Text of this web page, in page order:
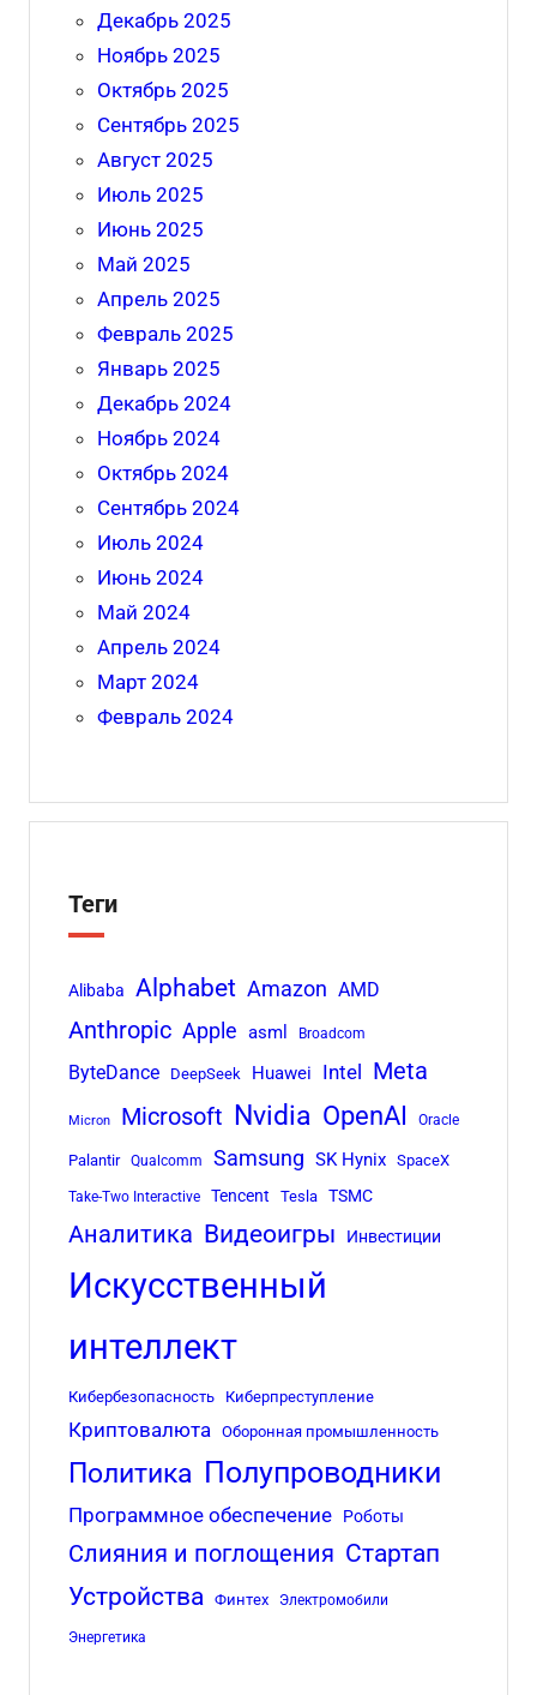
Декабрь 2025
Ноябрь 2025
Октябрь 2025
Сентябрь 2025
Август 2025
Июль 2025
Июнь 2025
Май 2025
Апрель 2025
Февраль 2025
Январь 2025
Декабрь 2024
Ноябрь 2024
Октябрь 2024
Сентябрь 2024
Июль 2024
Июнь 2024
Май 2024
Апрель 2024
Март 2024
Февраль 2024
Теги
Alibaba Alphabet Amazon AMD
Anthropic Apple asml Broadcom
ByteDance DeepSeek Huawei Intel Meta
Micron Microsoft Nvidia OpenAI Oracle
Palantir Qualcomm Samsung SK Hynix SpaceX
Take-Two Interactive Tencent Tesla TSMC
Аналитика Видеоигры Инвестиции
Искусственный
интеллект
Кибербезопасность Киберпреступление
Криптовалюта Оборонная промышленность
Политика Полупроводники
Программное обеспечение Роботы
Слияния и поглощения Стартап
Устройства
Финтех Электромобили
Энергетика